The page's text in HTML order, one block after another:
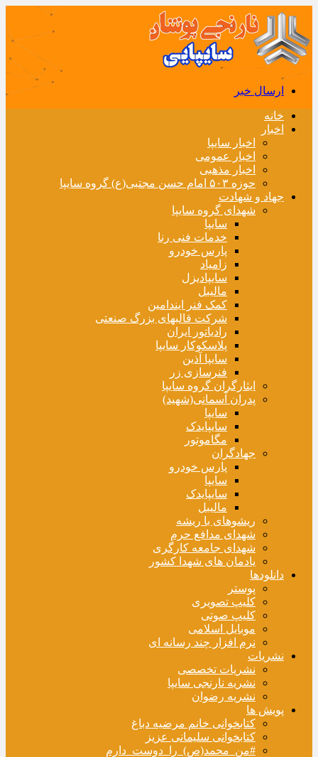
ارسال خبر
خانه
اخبار
اخبار سایپا
اخبار عمومی
اخبار مذهبی
حوزه ۵۰۳ امام حسن مجتبی(ع) گروه سایپا
جهاد و شهادت
شهدای گروه سایپا
سایپا
خدمات فنی رنا
پارس خودرو
زامیاد
سایپادیزل
مالیبل
کمک فنر ایندامین
شرکت قالبهای بزرگ صنعتی
رادیاتور ایران
پلاسکوکار سایپا
سایپا آذین
فنرسازی زر
ایثارگران گروه سایپا
پدران آسمانی(شهید)
سایپا
سایپایدک
مگاموتور
جهادگران
پارس خودرو
سایپا
سایپایدک
مالیبل
ریشوهای با ریشه
شهدای مدافع حرم
شهدای جامعه کارگری
یادمان های شهدا کشور
دانلودها
پوستر
کلیپ تصویری
کلیپ صوتی
موبایل اسلامی
نرم افزار چند رسانه ای
نشریات
نشریات تخصصی
نشریه نارنجی سایپا
نشریه رضوان
پویش ها
کتابخوانی خانم مرضیه دباغ
کتابخوانی سلیمانی عزیز
#من_محمد(ص)_را_دوست_دارم